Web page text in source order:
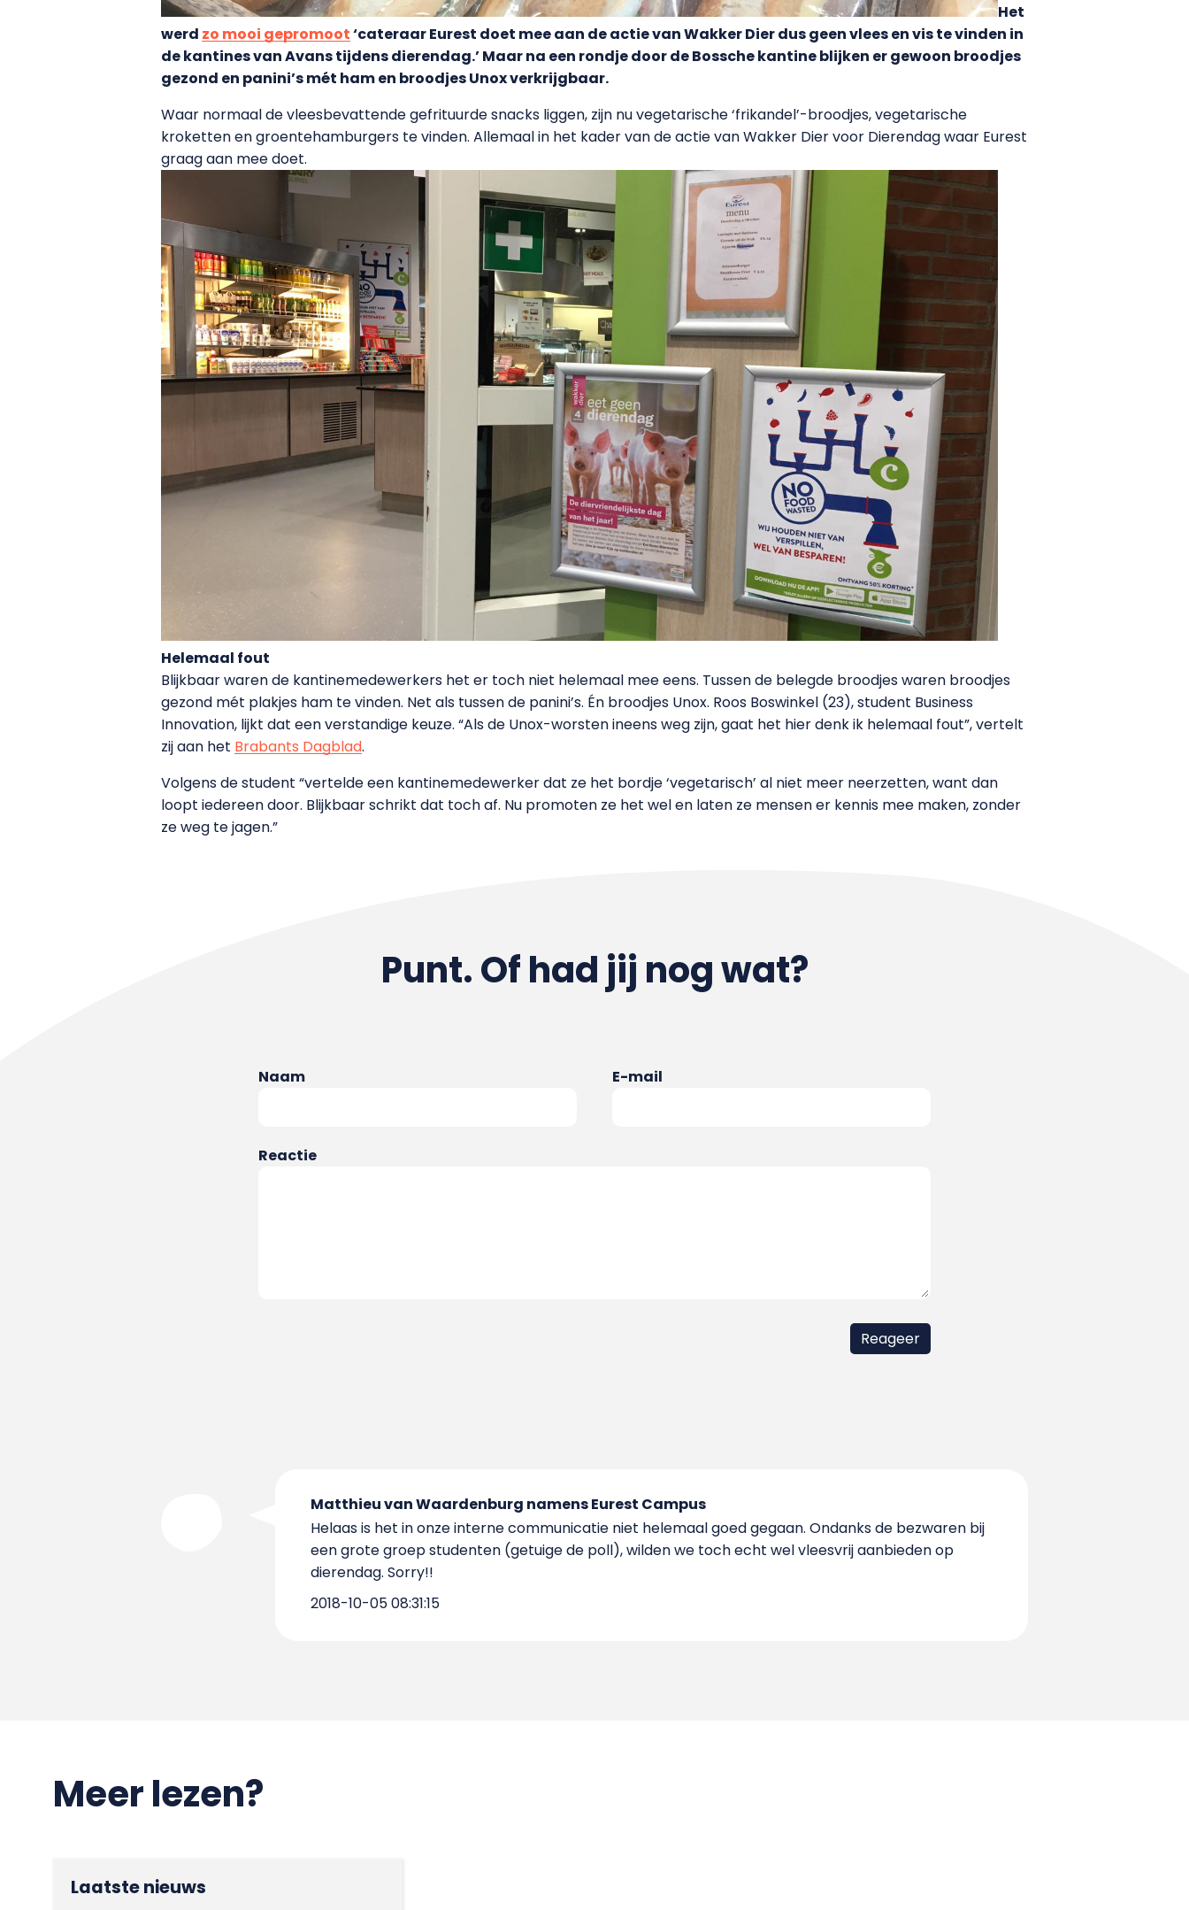
Het
werd zo mooi gepromoot‘cateraar Eurest doet mee aan de actie van Wakker Dier dus geen vlees en vis te vinden in
de kantines van Avans tijdens dierendag.’ Maar na een rondje door de Bossche kantine blijken er gewoon broodjes
gezond en panini’s mét ham en broodjes Unox verkrijgbaar.
Waar normaal de vleesbevattende gefrituurde snacks liggen, zijn nu vegetarische ‘frikandel’-broodjes, vegetarische
kroketten en groentehamburgers te vinden. Allemaal in het kader van de actie van Wakker Dier voor Dierendag waar Eurest
graag aan mee doet.
Helemaal fout
Blijkbaar waren de kantinemedewerkers het er toch niet helemaal mee eens. Tussen de belegde broodjes waren broodjes
gezond mét plakjes ham te vinden. Net als tussen de panini’s. Én broodjes Unox. Roos Boswinkel (23), student Business
Innovation, lijkt dat een verstandige keuze. “Als de Unox-worsten ineens weg zijn, gaat het hier denk ik helemaal fout”, vertelt
zij aan het Brabants Dagblad.
Volgens de student “vertelde een kantinemedewerker dat ze het bordje ‘vegetarisch’ al niet meer neerzetten, want dan
loopt iedereen door. Blijkbaar schrikt dat toch af. Nu promoten ze het wel en laten ze mensen er kennis mee maken, zonder
ze weg te jagen.”
Punt. Of had jij nog wat?
Naam E-mail
Reactie
Matthieu van Waardenburg namens Eurest Campus
Helaas is het in onze interne communicatie niet helemaal goed gegaan. Ondanks de bezwaren bij
een grote groep studenten (getuige de poll), wilden we toch echt wel vleesvrij aanbieden op
dierendag. Sorry!!
2018-10-05 08:31:15
Meer lezen?
Laatste nieuws